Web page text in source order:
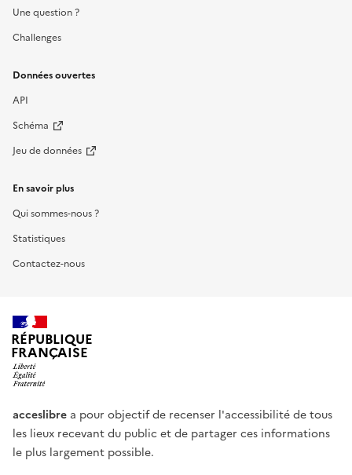
Une question ?
Challenges
Données ouvertes
API
Schéma
Jeu de données
En savoir plus
Qui sommes-nous ?
Statistiques
Contactez-nous
RÉPUBLIQUE
FRANÇAISE
acceslibre a pour objectif de recenser l'accessibilité de tous
les lieux recevant du public et de partager ces informations
le plus largement possible.